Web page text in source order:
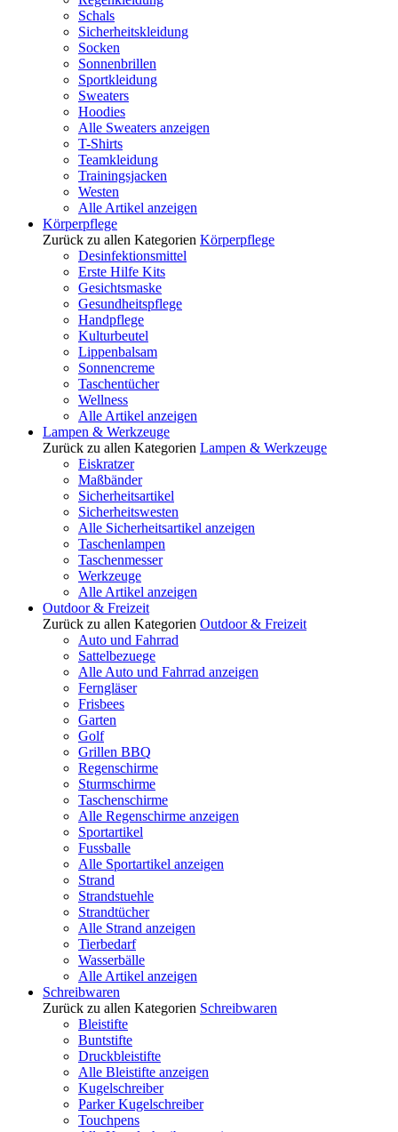
Schals
Sicherheitskleidung
Socken
Sonnenbrillen
Sportkleidung
Sweaters
Hoodies
Alle Sweaters anzeigen
T-Shirts
Teamkleidung
Trainingsjacken
Westen
Alle Artikel anzeigen
Körperpflege
Zurück zu allen Kategorien Körperpflege
Desinfektionsmittel
Erste Hilfe Kits
Gesichtsmaske
Gesundheitspflege
Handpflege
Kulturbeutel
Lippenbalsam
Sonnencreme
Taschentücher
Wellness
Alle Artikel anzeigen
Lampen & Werkzeuge
Zurück zu allen Kategorien Lampen & Werkzeuge
Eiskratzer
Maßbänder
Sicherheitsartikel
Sicherheitswesten
Alle Sicherheitsartikel anzeigen
Taschenlampen
Taschenmesser
Werkzeuge
Alle Artikel anzeigen
Outdoor & Freizeit
Zurück zu allen Kategorien Outdoor & Freizeit
Auto und Fahrrad
Sattelbezuege
Alle Auto und Fahrrad anzeigen
Ferngläser
Frisbees
Garten
Golf
Grillen BBQ
Regenschirme
Sturmschirme
Taschenschirme
Alle Regenschirme anzeigen
Sportartikel
Fussballe
Alle Sportartikel anzeigen
Strand
Strandstuehle
Strandtücher
Alle Strand anzeigen
Tierbedarf
Wasserbälle
Alle Artikel anzeigen
Schreibwaren
Zurück zu allen Kategorien Schreibwaren
Bleistifte
Buntstifte
Druckbleistifte
Alle Bleistifte anzeigen
Kugelschreiber
Parker Kugelschreiber
Touchpens